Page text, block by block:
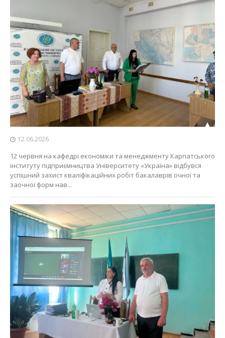
12.06.2026
12 червня на кафедрі економіки та менеджменту Карпатського
інституту підприємництва Університету «Україна» відбувся
успішний захист кваліфікаційних робіт бакалаврів очної та
заочної форм нав...